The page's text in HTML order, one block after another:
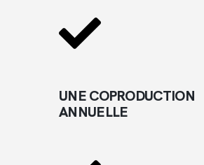
UNE COPRODUCTION
ANNUELLE